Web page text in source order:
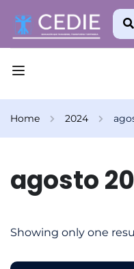
Home 2024
agosto
Showing only one